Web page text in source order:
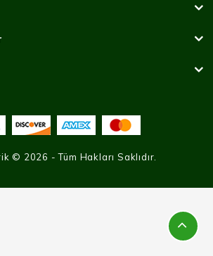
© 2026 - Tüm Hakları Saklıdır.